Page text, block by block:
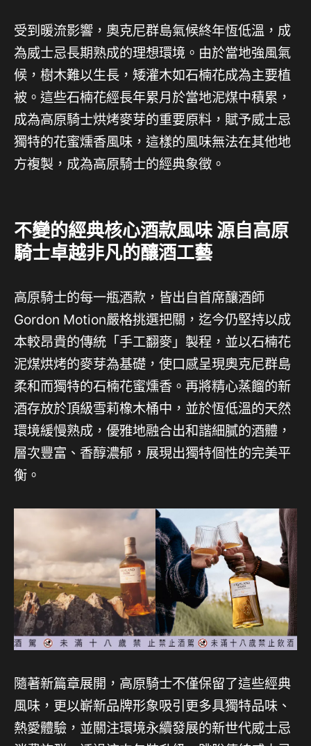
受到暖流影響，奧克尼群島氣候終年恆低溫，成
為威士忌長期熟成的理想環境。由於當地強風氣
候，樹木難以生長，矮灌木如石楠花成為主要植
被。這些石楠花經長年累月於當地泥煤中積累，
成為高原騎士烘烤麥芽的重要原料，賦予威士忌
獨特的花蜜燻香風味，這樣的風味無法在其他地
方複製，成為高原騎士的經典象徵。
不變的經典核心酒款風味 源自高原
騎士卓越非凡的釀酒工藝
高原騎士的每一瓶酒款，皆出自首席釀酒師
Gordon Motion嚴格挑選把關，迄今仍堅持以成
本較昂貴的傳統「手工翻麥」製程，並以石楠花
泥煤烘烤的麥芽為基礎，使口感呈現奧克尼群島
柔和而獨特的石楠花蜜燻香。再將精心蒸餾的新
酒存放於頂級雪莉橡木桶中，並於恆低溫的天然
環境緩慢熟成，優雅地融合出和諧細膩的酒體，
層次豐富、香醇濃郁，展現出獨特個性的完美平
衡。
隨著新篇章展開，高原騎士不僅保留了這些經典
風味，更以嶄新品牌形象吸引更多具獨特品味、
熱愛體驗，並關注環境永續發展的新世代威士忌